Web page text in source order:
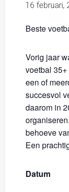
16 februari,
Beste
Vorig jaar
voetbal
een of
succesvol
daarom in
behoeve
Een
Datum